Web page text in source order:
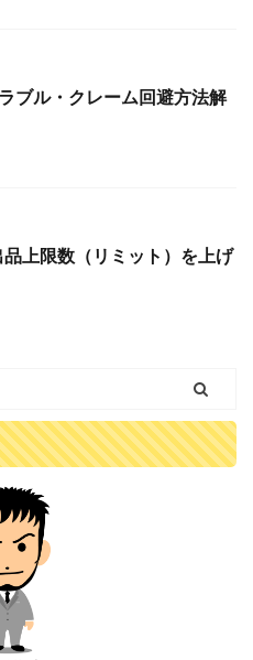
ブル・クレーム回避方法解
上限数（リミット）を上げ